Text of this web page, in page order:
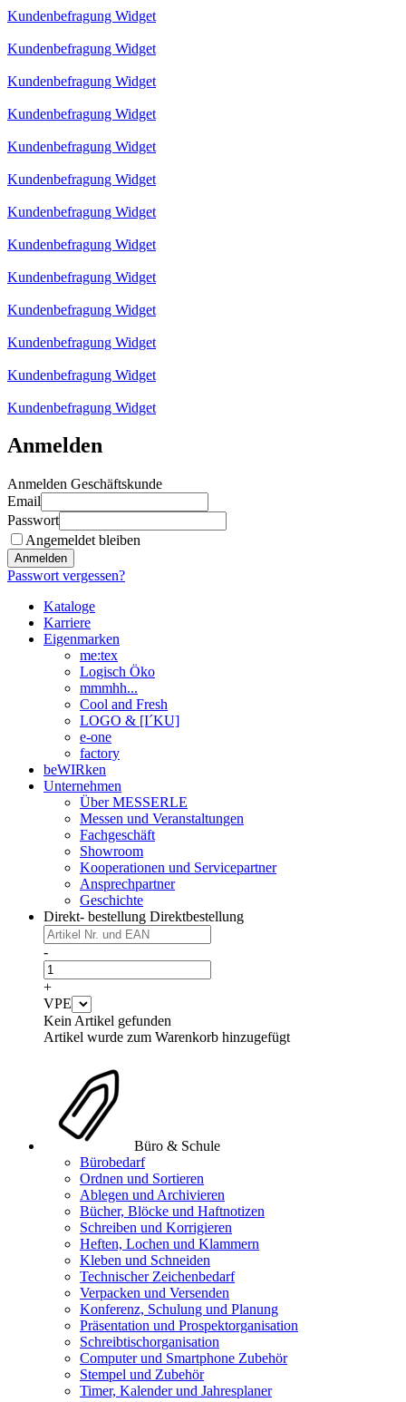
Kundenbefragung Widget
Kundenbefragung Widget
Kundenbefragung Widget
Kundenbefragung Widget
Kundenbefragung Widget
Kundenbefragung Widget
Kundenbefragung Widget
Kundenbefragung Widget
Kundenbefragung Widget
Kundenbefragung Widget
Kundenbefragung Widget
Kundenbefragung Widget
Kundenbefragung Widget
Anmelden
Anmelden Geschäftskunde
Email
Passwort
Angemeldet bleiben
Anmelden
Passwort vergessen?
Kataloge
Karriere
Eigenmarken
me:tex
Logisch Öko
mmmhh...
Cool and Fresh
LOGO & [I´KU]
e-one
factory
beWIRken
Unternehmen
Über MESSERLE
Messen und Veranstaltungen
Fachgeschäft
Showroom
Kooperationen und Servicepartner
Ansprechpartner
Geschichte
Direkt- bestellung Direktbestellung
-
+
VPE
Kein Artikel gefunden
Artikel wurde zum Warenkorb hinzugefügt
Büro & Schule
Bürobedarf
Ordnen und Sortieren
Ablegen und Archivieren
Bücher, Blöcke und Haftnotizen
Schreiben und Korrigieren
Heften, Lochen und Klammern
Kleben und Schneiden
Technischer Zeichenbedarf
Verpacken und Versenden
Konferenz, Schulung und Planung
Präsentation und Prospektorganisation
Schreibtischorganisation
Computer und Smartphone Zubehör
Stempel und Zubehör
Timer, Kalender und Jahresplaner